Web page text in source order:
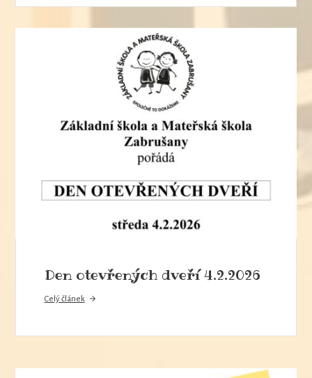
Den otevřených dveří 4.2.2026
Celý článek